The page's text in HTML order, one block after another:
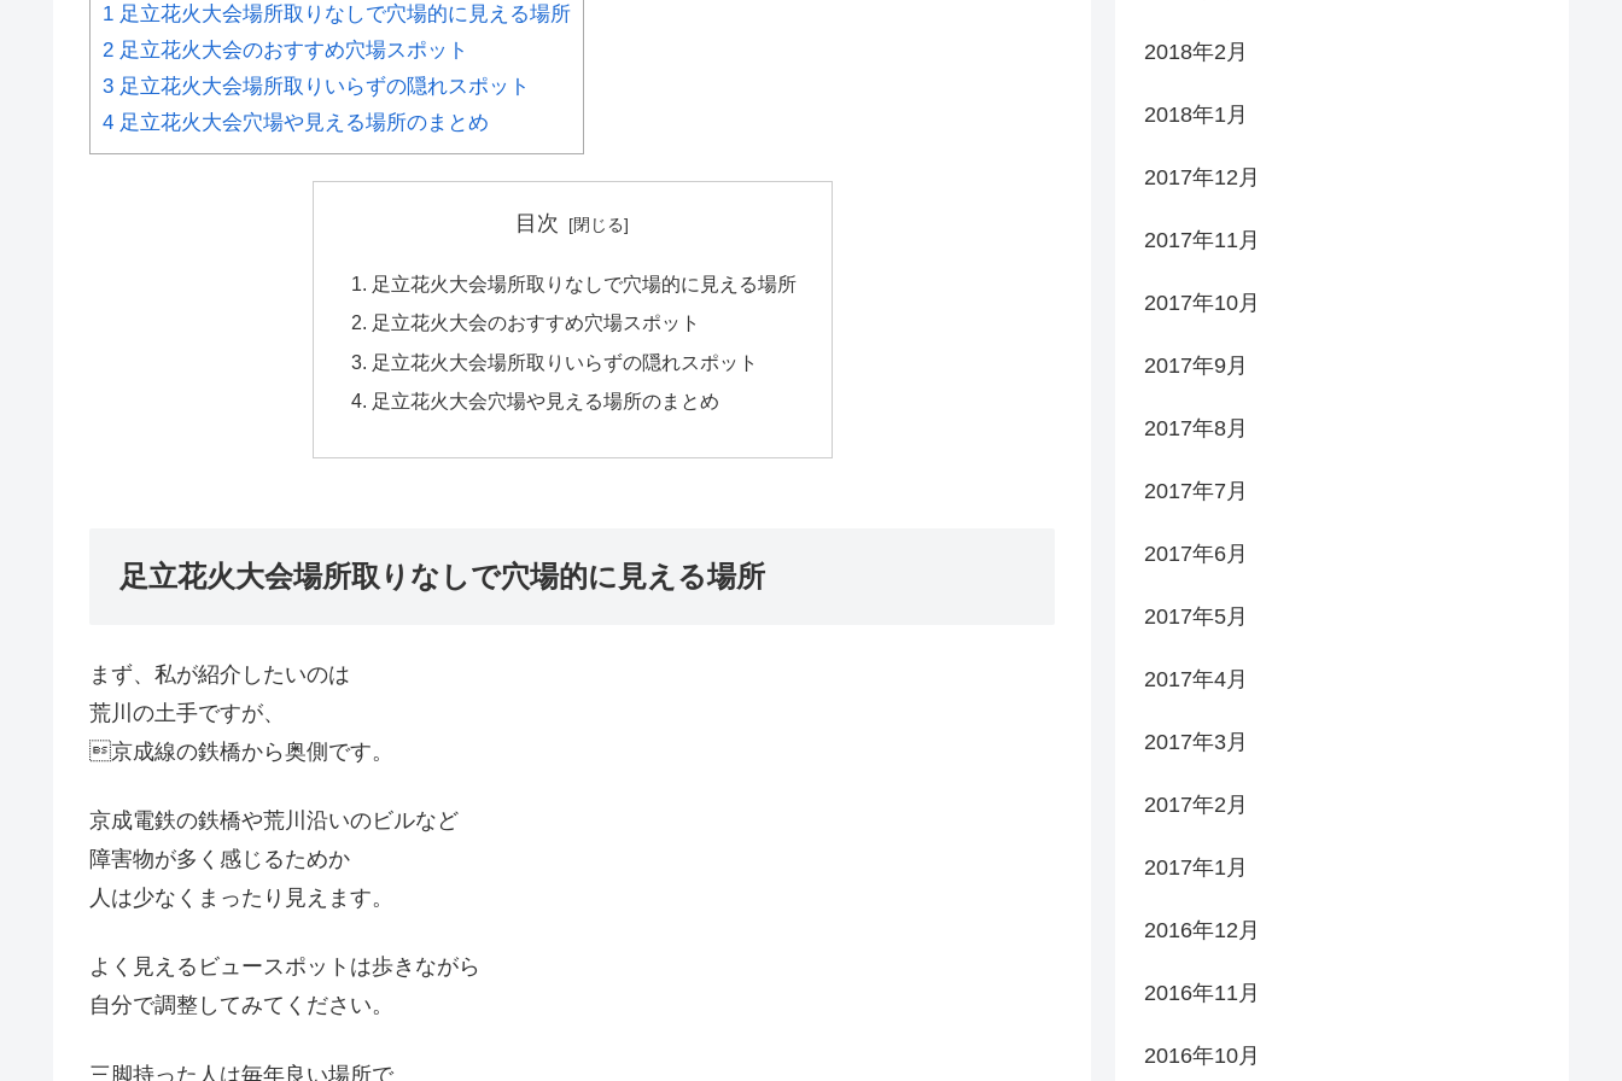
1 足立花火大会場所取りなしで穴場的に見える場所
2 足立花火大会のおすすめ穴場スポット
3 足立花火大会場所取りいらずの隠れスポット
4 足立花火大会穴場や見える場所のまとめ
目次
足立花火大会場所取りなしで穴場的に見える場所
足立花火大会のおすすめ穴場スポット
足立花火大会場所取りいらずの隠れスポット
足立花火大会穴場や見える場所のまとめ
足立花火大会場所取りなしで穴場的に見える場所
まず、私が紹介したいのは
荒川の土手ですが、
京成線の鉄橋から奥側です。
京成電鉄の鉄橋や荒川沿いのビルなど
障害物が多く感じるためか
人は少なくまったり見えます。
よく見えるビュースポットは歩きながら
自分で調整してみてください。
三脚持った人は毎年良い場所で
2018年2月
2018年1月
2017年12月
2017年11月
2017年10月
2017年9月
2017年8月
2017年7月
2017年6月
2017年5月
2017年4月
2017年3月
2017年2月
2017年1月
2016年12月
2016年11月
2016年10月